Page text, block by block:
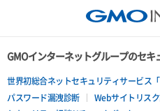
GMOインターネットグループのセキ
世界初総合ネットセキュリティサービス「
パスワード漏洩診断
Webサイトリス